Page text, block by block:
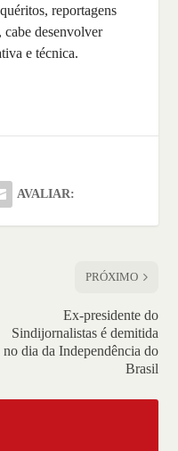
reportagens
cabe desenvolver
e técnica.
AVALIAR:
PRÓXIMO
Ex-presidente do
Sindijornalistas é demitida
no dia da Independência do
Brasil